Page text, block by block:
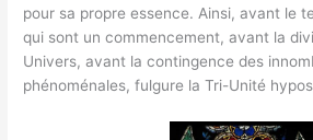
pour sa propre essence. Ainsi, avant le
qui sont un commencement, avant la
Univers, avant la contingence des
phénoménales, fulgure la Tri-Unité